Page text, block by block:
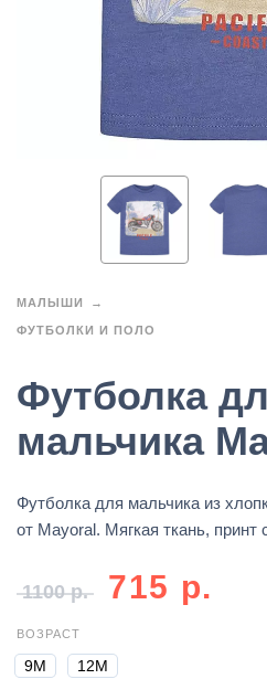
МАЛЫШИ
ФУТБОЛКИ И ПОЛО
Футболка
мальчика
Футболка для мальчика из
от Mayoral. Мягкая ткань, принт
1100р. 715 р.
ВОЗРАСТ
9М 12М